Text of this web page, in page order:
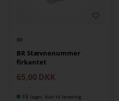
BR
BR Stævnenummer
firkantet
65,00 DKK
På lager, klar til levering